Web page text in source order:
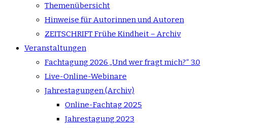
Themenübersicht
Hinweise für Autorinnen und Autoren
ZEITSCHRIFT Frühe Kindheit – Archiv
Veranstaltungen
Fachtagung 2026 „Und wer fragt mich?“ 3.0
Live-Online-Webinare
Jahrestagungen (Archiv)
Online-Fachtag 2025
Jahrestagung 2023